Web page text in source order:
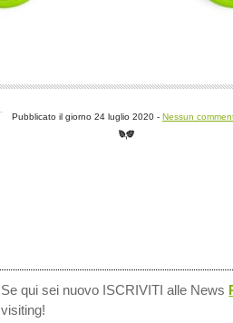
Pubblicato il giorno 24 luglio 2020 - Nessun
Se qui sei nuovo ISCRIVITI alle News
visiting!